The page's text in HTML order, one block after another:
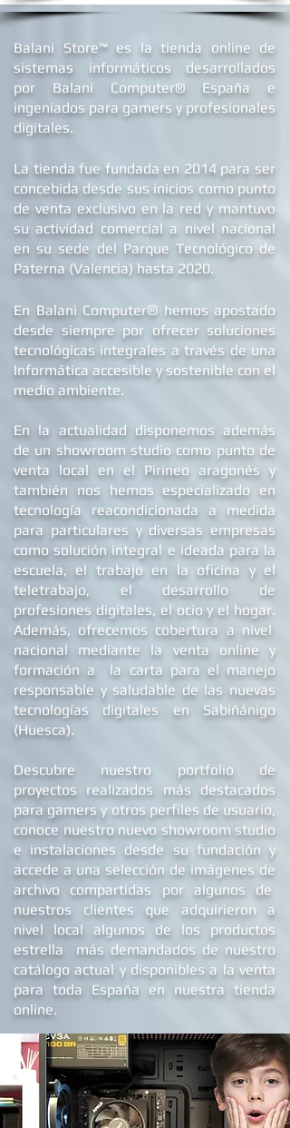
Balani Store™ es la tienda online de
sistemas informáticos desarrollados
por Balani Computer® España e
ingeniados para gamers y profesionales
digitales.
La tienda fue fundada en 2014 para ser
concebida desde sus inicios como punto
de venta exclusivo en la red y mantuvo
su actividad comercial a nivel nacional
en su sede del Parque Tecnológico de
Paterna (Valencia) hasta 2020.
En Balani Computer® hemos apostado
desde siempre por ofrecer soluciones
tecnológicas integrales a través de una
Informática accesible y sostenible con el
medio ambiente.
En la actualidad disponemos además
de un showroom studio como punto de
venta local en el Pirineo aragonés y
también nos hemos especializado en
tecnología reacondicionada a medida
para particulares y diversas empresas
como solución integral e ideada para la
escuela, el trabajo en la oficina y el
teletrabajo, el desarrollo de
profesiones digitales, el ocio y el hogar.
Además, ofrecemos cobertura a nivel
nacional mediante la venta online y
formación a la carta para el manejo
responsable y saludable de las nuevas
tecnologías digitales en Sabiñánigo
(Huesca).
Descubre nuestro portfolio de
proyectos realizados más destacados
para gamers y otros perfiles de usuario,
conoce nuestro nuevo showroom studio
e instalaciones desde su fundación y
accede a una selección de imágenes de
archivo compartidas por algunos de
nuestros clientes que adquirieron a
nivel local algunos de los productos
estrella más demandados de nuestro
catálogo actual y disponibles a la venta
para toda España en nuestra tienda
online.